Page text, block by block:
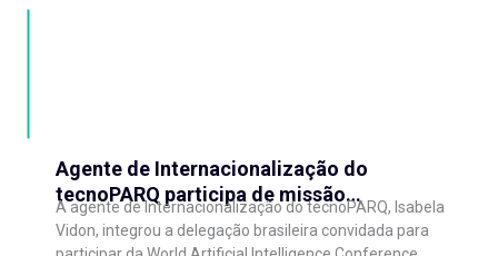
Agente de Internacionalização do
tecnoPARQ participa de missão
internacional na China e fortalece conexões
com o ecossistema de inovação
A agente de Internacionalização do tecnoPARQ, Isabela
Vidon, integrou a delegação brasileira convidada para